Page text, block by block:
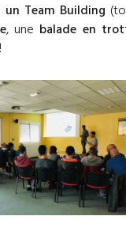
un Team Building
, une balade en
!